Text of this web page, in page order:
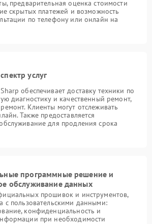
предварительная оценка стоимости
скрытых платежей и возможность
по телефону или онлайн на
услуг
обеспечивает доставку техники по
диагностику и качественный ремонт,
Клиенты могут отслеживать
Также предоставляется
для продления срока
программные решение и
обслуживание данных
прошивок и инструментов,
с пользовательскими данными:
конфиденциальность и
при необходимости